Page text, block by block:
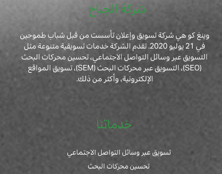
شركة الجناح
وينغ كو هي شركة تسويق وإعلان تأسست من قبل شباب طموحين
في 21 يوليو 2020. تقدم الشركة خدمات تسويقية متنوعة مثل
التسويق عبر وسائل التواصل الاجتماعي، تحسين محركات البحث
(SEO)، التسويق عبر محركات البحث (SEM)، تسويق المواقع
الإلكترونية، وأكثر من ذلك.
خدماتنا
تسويق عبر وسائل التواصل الاجتماعي
تحسين محركات البحث